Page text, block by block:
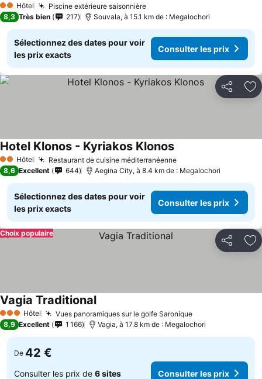
2 Étoiles
Hôtel Piscine extérieure saisonnière
8,3 Très bien 217 Souvala, à 15.1 km de : Megalochori
Sélectionnez des dates pour voir
les prix exacts
Consulter les prix
Partager
2 Étoiles
Hôtel Restaurant de cuisine méditerranéenne
Hotel Klonos - Kyriakos Klonos
8,6 Excellent 644 Aegina City, à 8.4 km de : Megalochori
Sélectionnez des dates pour voir
les prix exacts
Consulter les prix
Partager
Choix populaire
3 ÉtoilesHôtel Vues panoramiques sur le golfe Saronique
Vagia Traditional
8,9 Excellent 1 166 Vagia, à 17.8 km de : Megalochori
De 42 €
Consulter les prix de 6 sites Consulter les prix